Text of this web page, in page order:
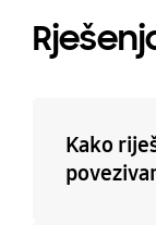
Kako